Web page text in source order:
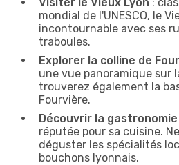
mondial de l'UNESCO, le
incontournable avec ses
traboules.
Explorer la colline de
une vue panoramique sur
trouverez également la
Fourvière.
Découvrir la
réputée pour sa cuisine.
déguster les spécialités
bouchons lyonnais.